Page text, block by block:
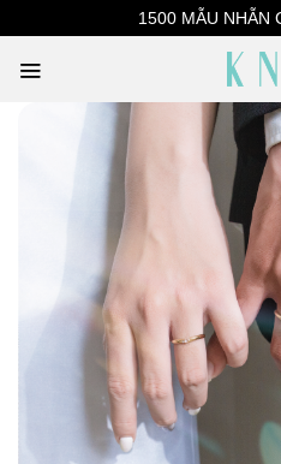
content
1500 MẪU NHẪN